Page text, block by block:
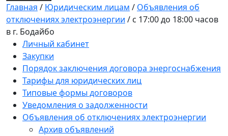
Главная / Юридическим лицам / Объявления об
отключениях электроэнергии / с 17:00 до 18:00 часов
в г. Бодайбо
Личный кабинет
Закупки
Порядок заключения договора энергоснабжения
Тарифы для юридических лиц
Типовые формы договоров
Уведомления о задолженности
Объявления об отключениях электроэнергии
Архив объявлений